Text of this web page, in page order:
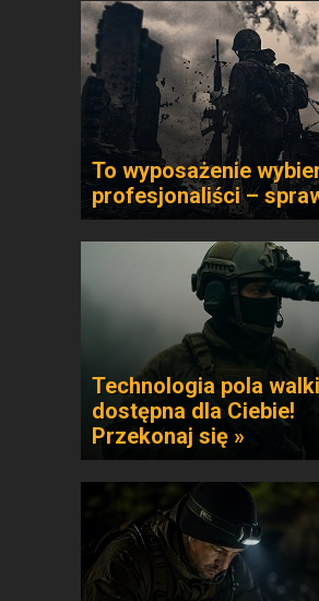
To wyposażenie
profesjonaliści –
Technologia pola walki
dostępna dla Ciebie!
Przekonaj się »